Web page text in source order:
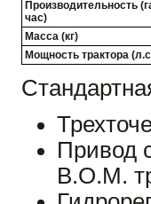
Производительность
час)
Масса (кг)
Мощность трактора
Привод
В.О.М.